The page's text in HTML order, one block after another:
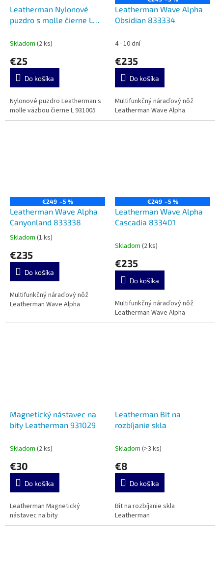
Leatherman Nylonové
puzdro s molle čierne L
Skladom (2 ks)
€25
Do košíka
Nylonové puzdro Leatherman s
molle väzbou čierne L 931005
Leatherman Wave Alpha
Obsidian 833334
4 - 10 dní
€235
Do košíka
Multifunkčný náraďový nôž
Leatherman Wave Alpha
€249 –5 %
Leatherman Wave Alpha
Canyonland 833338
Priemerné
produktu
5,0
5
hviezdičiek.
Skladom (1 ks)
€235
Do košíka
Multifunkčný náraďový nôž
Leatherman Wave Alpha
€249 –5 %
Leatherman Wave Alpha
Cascadia 833401
Skladom (2 ks)
€235
Do košíka
Multifunkčný náraďový nôž
Leatherman Wave Alpha
Magnetický nástavec na
bity Leatherman 931029
Skladom (2 ks)
€30
Do košíka
Leatherman Magnetický
nástavec na bity
Leatherman Bit na
rozbíjanie skla
Skladom (>3 ks)
€8
Do košíka
Bit na rozbíjanie skla
Leatherman